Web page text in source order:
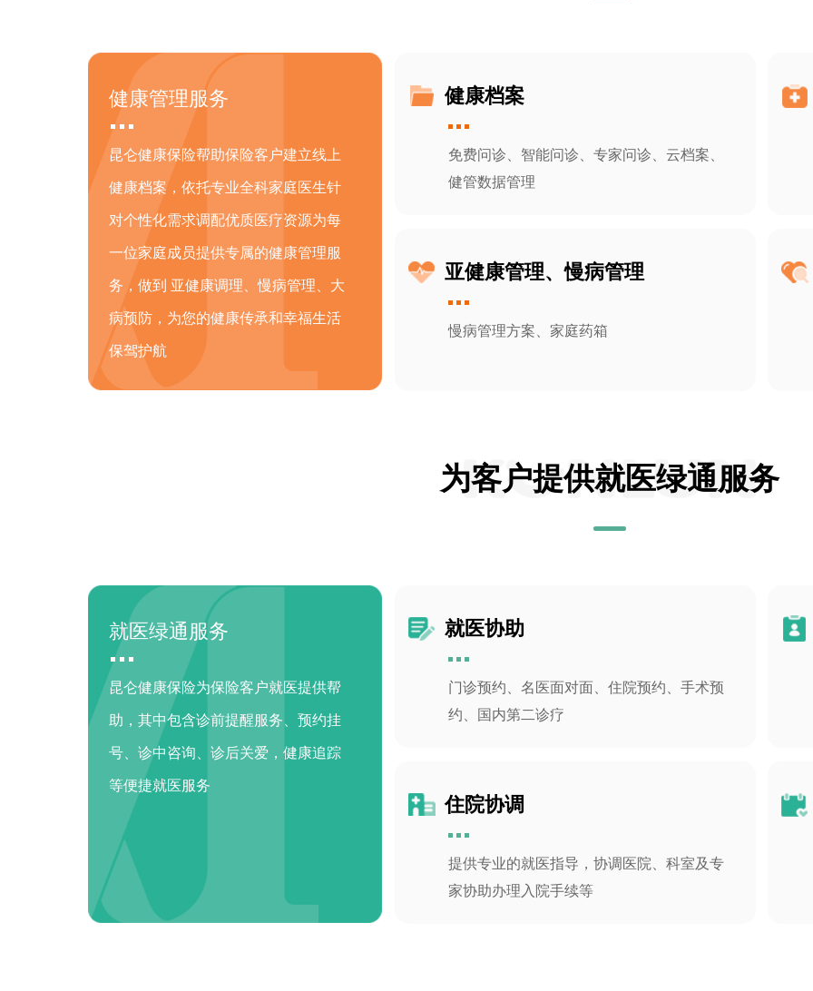
健康管理服务
昆仑健康保险帮助保险客户建立线上
健康档案，依托专业全科家庭医生针
对个性化需求调配优质医疗资源为每
一位家庭成员提供专属的健康管理服
务，做到 亚健康调理、慢病管理、大
病预防，为您的健康传承和幸福生活
保驾护航
健康档案
免费问诊、智能问诊、专家问诊、云档案、
健管数据管理
亚健康管理、慢病管理
慢病管理方案、家庭药箱
为客户提供就医绿通服务
就医绿通服务
昆仑健康保险为保险客户就医提供帮
助，其中包含诊前提醒服务、预约挂
号、诊中咨询、诊后关爱，健康追踪
等便捷就医服务
就医协助
门诊预约、名医面对面、住院预约、手术预
约、国内第二诊疗
住院协调
提供专业的就医指导，协调医院、科室及专
家协助办理入院手续等